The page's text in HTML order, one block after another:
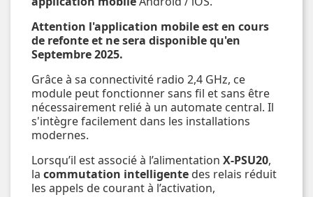
Attention l'application mobile est en cours
de refonte et ne sera disponible qu'en
Septembre 2025.
Grâce à sa connectivité radio 2,4 GHz, ce
module peut fonctionner sans fil et sans être
nécessairement relié à un automate central. Il
s'intègre facilement dans les installations
modernes.
Lorsqu’il est associé à l’alimentation X-PSU20,
la commutation intelligente des relais réduit
les appels de courant à l’activation,